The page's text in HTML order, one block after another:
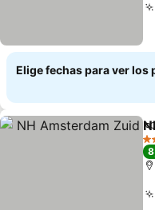
Elige fechas para ver los
4